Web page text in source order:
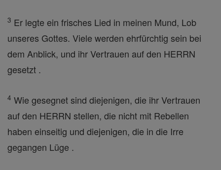
3 Er legte ein frisches Lied in meinen Mund, Lob
unseres Gottes. Viele werden ehrfürchtig sein bei
dem Anblick, und ihr Vertrauen auf den HERRN
gesetzt .
4 Wie gesegnet sind diejenigen, die ihr Vertrauen
auf den HERRN stellen, die nicht mit Rebellen
haben einseitig und diejenigen, die in die Irre
gegangen Lüge .